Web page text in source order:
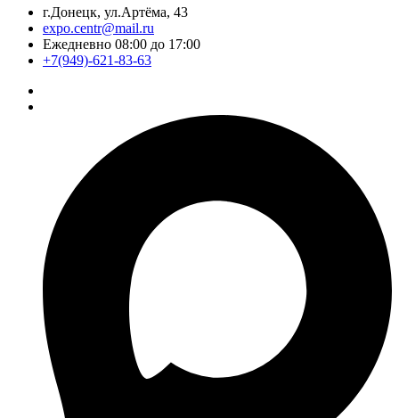
г.Донецк, ул.Артёма, 43
expo.centr@mail.ru
Ежедневно 08:00 до 17:00
+7(949)-621-83-63